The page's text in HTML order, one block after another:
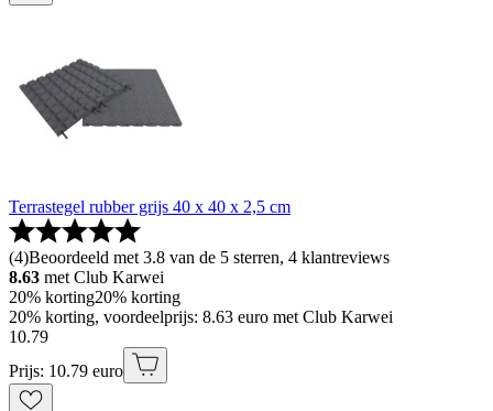
Terrastegel rubber grijs 40 x 40 x 2,5 cm
(4)Beoordeeld met 3.8 van de 5 sterren, 4 klantreviews
8.63 met Club Karwei
20% korting20% korting
20% korting, voordeelprijs: 8.63 euro met Club Karwei
10.79
Prijs: 10.79 euro